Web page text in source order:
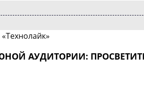
АУДИТОРИИ: